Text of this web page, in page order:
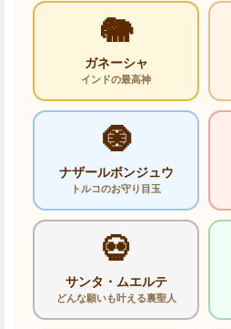
🐘
ガネーシャ
インドの最高神
🧿
ナザールボンジュウ
トルコのお守り目玉
💀
サンタ・ムエルテ
どんな願いも叶える裏聖人